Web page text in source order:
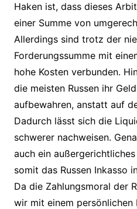
Haken ist, dass dieses
einer Summe von
Allerdings sind trotz der
Forderungssumme mit
hohe Kosten verbunden.
die meisten Russen ihr
aufbewahren, anstatt auf
Dadurch lässt sich die
schwerer nachweisen.
auch ein
somit das Russen Inkasso
Da die Zahlungsmoral der
wir mit einem persönlichen